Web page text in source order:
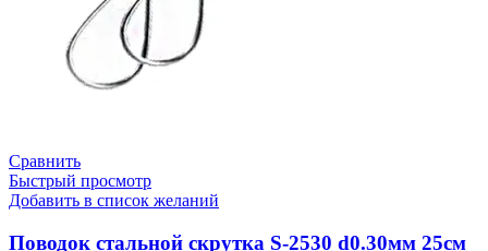
Сравнить
Быстрый просмотр
Добавить в список желаний
Поводок стальной скрутка S-2530 d0.30мм 25см